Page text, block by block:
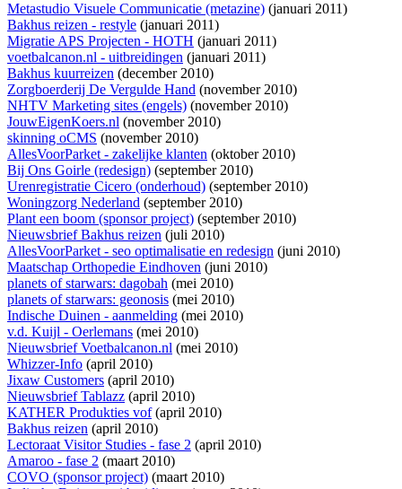
Metastudio Visuele Communicatie (metazine) (januari 2011)
Bakhus reizen - restyle (januari 2011)
Migratie APS Projecten - HOTH (januari 2011)
voetbalcanon.nl - uitbreidingen (januari 2011)
Bakhus kuurreizen (december 2010)
Zorgboerderij De Vergulde Hand (november 2010)
NHTV Marketing sites (engels) (november 2010)
JouwEigenKoers.nl (november 2010)
skinning oCMS (november 2010)
AllesVoorParket - zakelijke klanten (oktober 2010)
Bij Ons Goirle (redesign) (september 2010)
Urenregistratie Cicero (onderhoud) (september 2010)
Woningzorg Nederland (september 2010)
Plant een boom (sponsor project) (september 2010)
Nieuwsbrief Bakhus reizen (juli 2010)
AllesVoorParket - seo optimalisatie en redesign (juni 2010)
Maatschap Orthopedie Eindhoven (juni 2010)
planets of starwars: dagobah (mei 2010)
planets of starwars: geonosis (mei 2010)
Indische Duinen - aanmelding (mei 2010)
v.d. Kuijl - Oerlemans (mei 2010)
Nieuwsbrief Voetbalcanon.nl (mei 2010)
Whizzer-Info (april 2010)
Jixaw Customers (april 2010)
Nieuwsbrief Tablazz (april 2010)
KATHER Produkties vof(april 2010)
Bakhus reizen (april 2010)
Lectoraat Visitor Studies - fase 2 (april 2010)
Amaroo - fase 2 (maart 2010)
COVO (sponsor project) (maart 2010)